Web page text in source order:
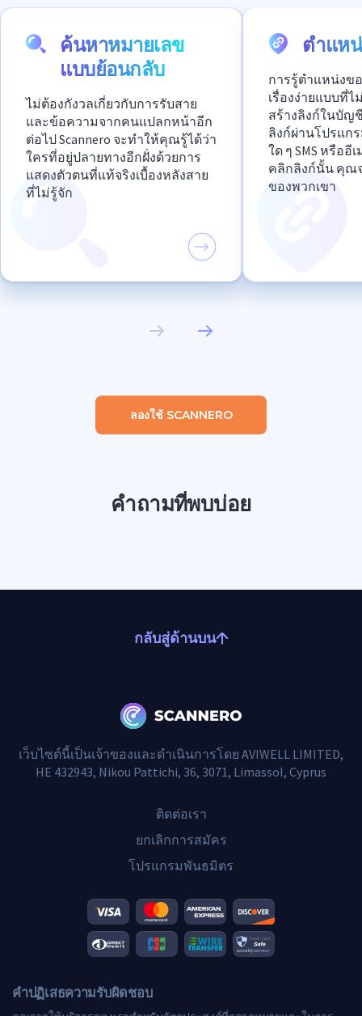
ค้นหาหมายเลข
แบบย้อนกลับ
ไม่ต้องกังวลเกี่ยวกับการรับสาย
และข้อความจากคนแปลกหน้าอีก
ต่อไป Scannero จะทำให้คุณรู้ได้ว่า
ใครที่อยู่ปลายทางอีกฝั่งด้วยการ
แสดงตัวตนที่แท้จริงเบื้องหลังสาย
ที่ไม่รู้จัก
ตำแห
การรู้ตำแหน่งข
เรื่องง่ายแบบที่
สร้างลิงก์ในบั
ลิงก์ผ่านโปรแก
ใด ๆ SMS หรืออี
คลิกลิงก์นั้น คุณ
ของพวกเขา
ลองใช้ SCANNERO
คำถามที่พบบ่อย
กลับสู่ด้านบน
เว็บไซต์นี้เป็นเจ้าของและดำเนินการโดย AVIWELL LIMITED,
HE 432943, Nikou Pattichi, 36, 3071, Limassol, Cyprus
ติดต่อเรา
ยกเลิกการสมัคร
โปรแกรมพันธมิตร
คำปฏิเสธความรับผิดชอบ